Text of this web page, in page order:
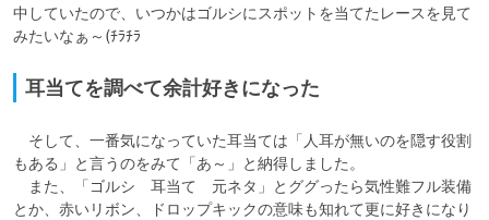
中していたので、いつかはゴルシにスポットを当てたレースを見て
みたいなぁ～(ﾁﾗﾁﾗ
耳当てを調べて余計好きになった
そして、一番気になっていた耳当ては「人耳が無いのを隠す役割
もある」と言うのをみて「あ～」と納得しました。
また、「ゴルシ　耳当て　元ネタ」とググったら気性難フル装備
とか、赤いリボン、ドロップキックの意味も知れて更に好きになり